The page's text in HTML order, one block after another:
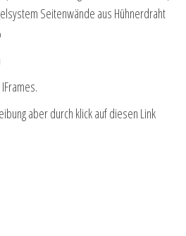
Seitenwände aus Hühnerdraht
aber durch klick auf diesen Link